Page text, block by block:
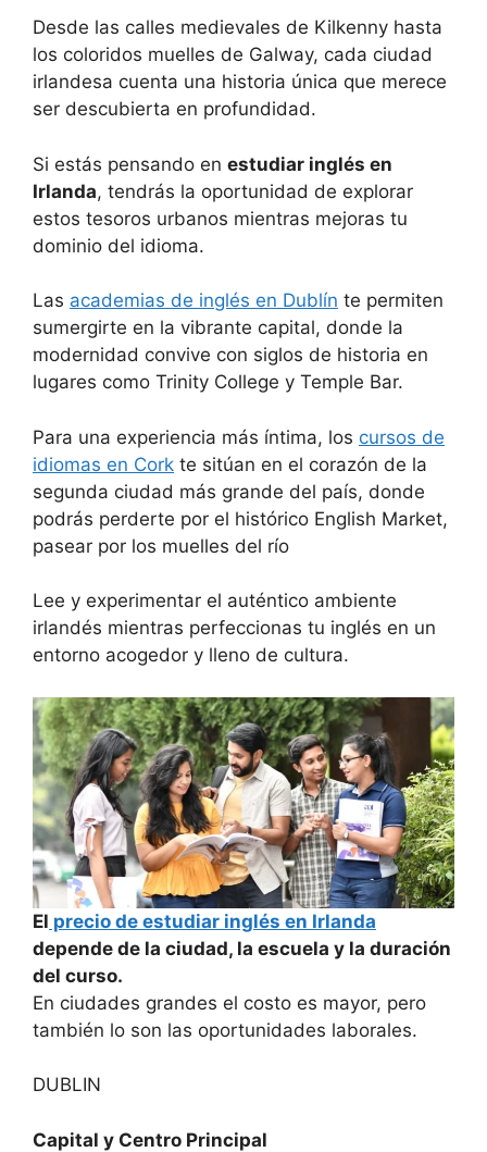
Desde las calles medievales de Kilkenny hasta
los coloridos muelles de Galway, cada ciudad
irlandesa cuenta una historia única que merece
ser descubierta en profundidad.
Si estás pensando en estudiar inglés en
Irlanda, tendrás la oportunidad de explorar
estos tesoros urbanos mientras mejoras tu
dominio del idioma.
Las academias de inglés en Dublín te permiten
sumergirte en la vibrante capital, donde la
modernidad convive con siglos de historia en
lugares como Trinity College y Temple Bar.
Para una experiencia más íntima, los cursos de
idiomas en Cork te sitúan en el corazón de la
segunda ciudad más grande del país, donde
podrás perderte por el histórico English Market,
pasear por los muelles del río
Lee y experimentar el auténtico ambiente
irlandés mientras perfeccionas tu inglés en un
entorno acogedor y lleno de cultura.
El precio de estudiar inglés en Irlanda
depende de la ciudad, la escuela y la duración
del curso.
En ciudades grandes el costo es mayor, pero
también lo son las oportunidades laborales.
DUBLIN
Capital y Centro Principal